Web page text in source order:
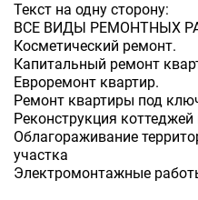
Текст на одну сторону:
ВСЕ ВИДЫ РЕМОНТНЫХ
Косметический ремонт.
Капитальный ремонт
Евроремонт квартир.
Ремонт квартиры под
Реконструкция
Облагораживание
участка
Электромонтажные